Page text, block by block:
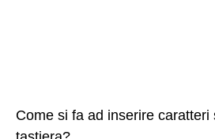
Come si fa ad inserire caratteri